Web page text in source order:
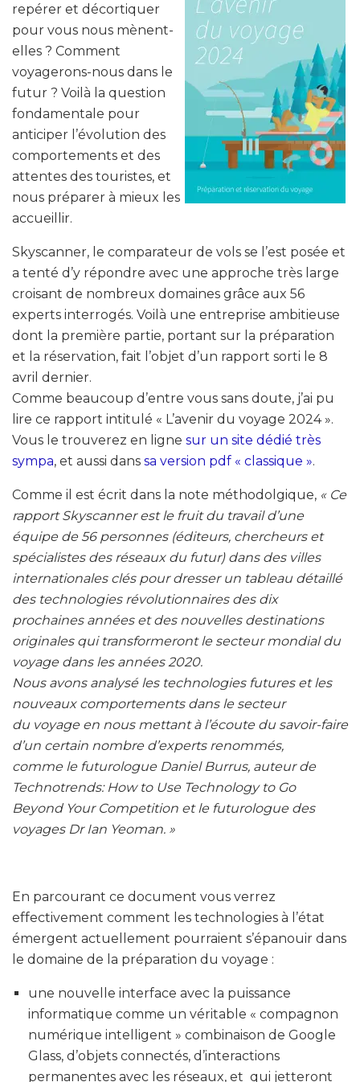
repérer et décortiquer
pour vous nous mènent-
elles ? Comment
voyagerons-nous dans le
futur ? Voilà la question
fondamentale pour
anticiper l’évolution des
comportements et des
attentes des touristes, et
nous préparer à mieux les
accueillir.
Skyscanner, le comparateur de vols se l’est posée et
a tenté d’y répondre avec une approche très large
croisant de nombreux domaines grâce aux 56
experts interrogés. Voilà une entreprise ambitieuse
dont la première partie, portant sur la préparation
et la réservation, fait l’objet d’un rapport sorti le 8
avril dernier.
Comme beaucoup d’entre vous sans doute, j’ai pu
lire ce rapport intitulé « L’avenir du voyage 2024 ».
Vous le trouverez en ligne sur un site dédié très
sympa, et aussi dans sa version pdf « classique ».
Comme il est écrit dans la note méthodolgique, « Ce
rapport Skyscanner est le fruit du travail d’une
équipe de 56 personnes (éditeurs, chercheurs et
spécialistes des réseaux du futur) dans des villes
internationales clés pour dresser un tableau détaillé
des technologies révolutionnaires des dix
prochaines années et des nouvelles destinations
originales qui transformeront le secteur mondial du
voyage dans les années 2020.
Nous avons analysé les technologies futures et les
nouveaux comportements dans le secteur
du voyage en nous mettant à l’écoute du savoir-faire
d’un certain nombre d’experts renommés,
comme le futurologue Daniel Burrus, auteur de
Technotrends: How to Use Technology to Go
Beyond Your Competition et le futurologue des
voyages Dr Ian Yeoman. »
En parcourant ce document vous verrez
effectivement comment les technologies à l’état
émergent actuellement pourraient s’épanouir dans
le domaine de la préparation du voyage :
une nouvelle interface avec la puissance
informatique comme un véritable « compagnon
numérique intelligent » combinaison de Google
Glass, d’objets connectés, d’interactions
permanentes avec les réseaux, et qui jetteront